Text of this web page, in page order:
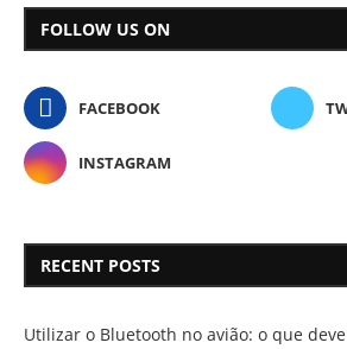
FOLLOW US ON
FACEBOOK
INSTAGRAM
RECENT POSTS
Utilizar o Bluetooth no avião: o que